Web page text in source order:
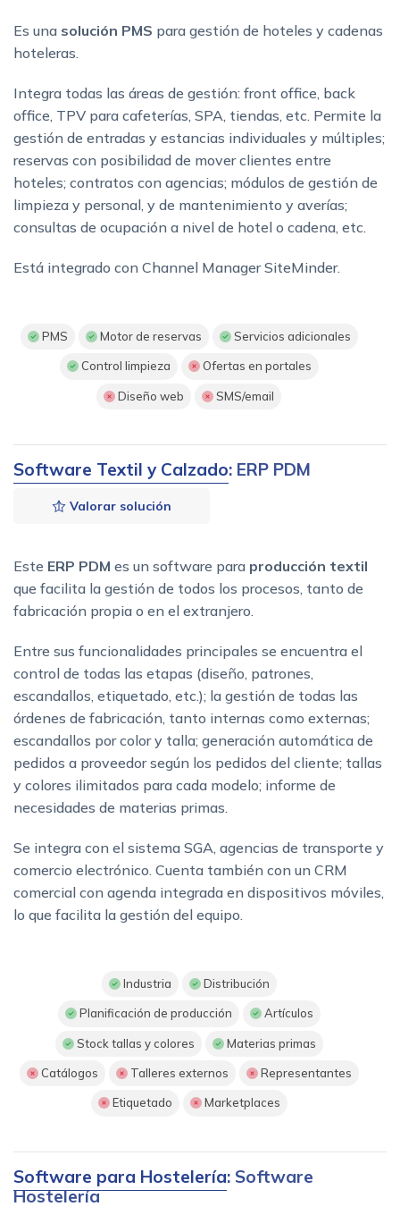
Es una solución PMS para gestión de hoteles y cadenas
hoteleras.
Integra todas las áreas de gestión: front office, back
office, TPV para cafeterías, SPA, tiendas, etc. Permite la
gestión de entradas y estancias individuales y múltiples;
reservas con posibilidad de mover clientes entre
hoteles; contratos con agencias; módulos de gestión de
limpieza y personal, y de mantenimiento y averías;
consultas de ocupación a nivel de hotel o cadena, etc.
Está integrado con Channel Manager SiteMinder.
PMS Motor de reservas Servicios adicionales
Control limpieza Ofertas en portales
Diseño web SMS/email
Software Textil y Calzado: ERP PDM
Valorar solución
Este ERP PDM es un software para producción textil
que facilita la gestión de todos los procesos, tanto de
fabricación propia o en el extranjero.
Entre sus funcionalidades principales se encuentra el
control de todas las etapas (diseño, patrones,
escandallos, etiquetado, etc.); la gestión de todas las
órdenes de fabricación, tanto internas como externas;
escandallos por color y talla; generación automática de
pedidos a proveedor según los pedidos del cliente; tallas
y colores ilimitados para cada modelo; informe de
necesidades de materias primas.
Se integra con el sistema SGA, agencias de transporte y
comercio electrónico. Cuenta también con un CRM
comercial con agenda integrada en dispositivos móviles,
lo que facilita la gestión del equipo.
Industria Distribución
Planificación de producción Artículos
Stock tallas y colores Materias primas
Catálogos Talleres externos Representantes
Etiquetado Marketplaces
Software para Hostelería: Software
Hostelería